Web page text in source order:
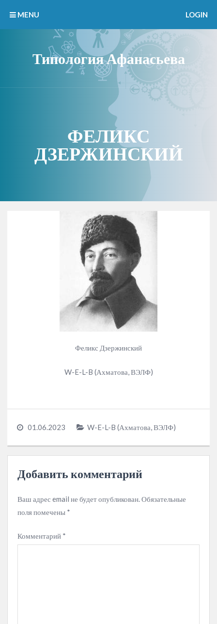
Типология Афанасьева
MENU LOGIN
ФЕЛИКС
ДЗЕРЖИНСКИЙ
Феликс Дзержинский
W-E-L-B (Ахматова, ВЭЛФ)
01.06.2023 W-E-L-B (Ахматова, ВЭЛФ)
Добавить комментарий
Ваш адрес email не будет опубликован. Обязательные
поля помечены *
Комментарий *